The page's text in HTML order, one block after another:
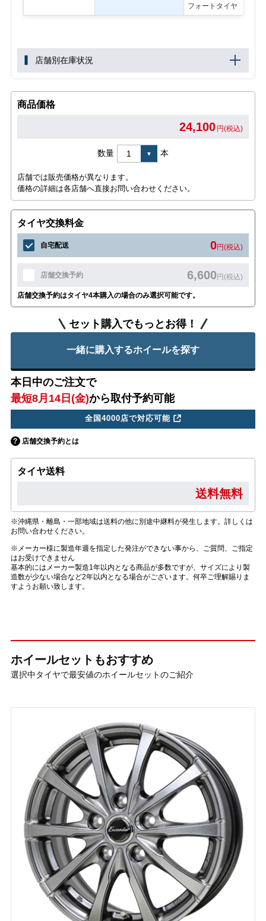
フォートタイヤ
店舗別在庫状況
商品価格
24,100 円(税込)
数量 本
店舗では販売価格が異なります。
価格の詳細は各店舗へ直接お問い合わせください。
タイヤ交換料金
自宅配送 0円(税込)
店舗交換予約 6,600円(税込)
店舗交換予約はタイヤ4本購入の場合のみ選択可能です。
セット購入でもっとお得！
一緒に購入するホイールを探す
本日中のご注文で
最短8月14日(金)から取付予約可能
全国4000店で対応可能
店舗交換予約とは
タイヤ送料
送料無料
※沖縄県・離島・一部地域は送料の他に別途中継料が発生します。詳しくは
お問い合わせください。
※メーカー様に製造年週を指定した発注ができない事から、ご質問、ご指定
はお受けできません
基本的にはメーカー製造1年以内となる商品が多数ですが、サイズにより製
造数が少ない場合など2年以内となる場合がございます。何卒ご理解賜りま
すようお願い致します。
ホイールセットもおすすめ
選択中タイヤで最安値のホイールセットのご紹介